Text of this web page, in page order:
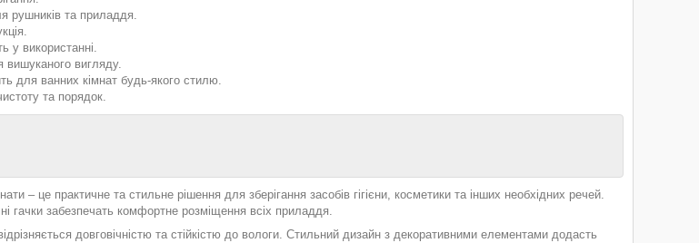
рушників та приладдя.
у використанні.
вишуканого вигляду.
для ванних кімнат будь-якого стилю.
та порядок.
– це практичне та стильне рішення для зберігання засобів гігієни, косметики та інших необхідних речей.
гачки забезпечать комфортне розміщення всіх приладдя.
довговічністю та стійкістю до вологи. Стильний дизайн з декоративними елементами додасть